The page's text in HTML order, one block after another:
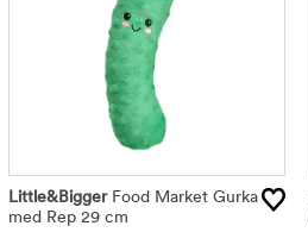
Little&BiggerFood Market Gurka
med Rep 29 cm